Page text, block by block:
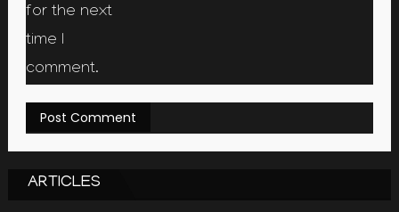
for the next
time I
comment.
ARTICLES